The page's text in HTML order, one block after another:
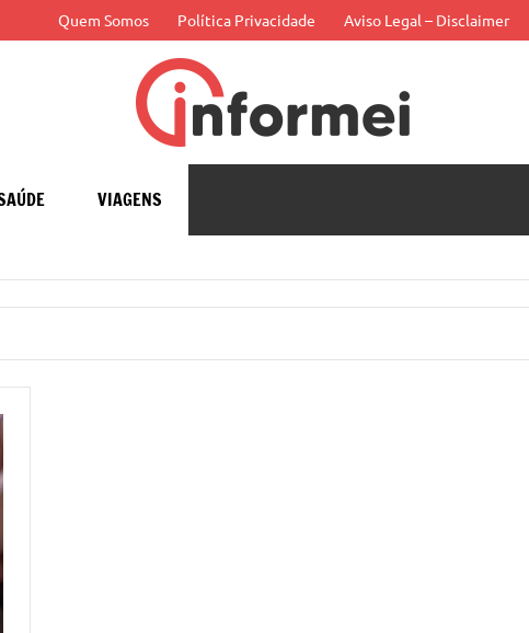
Quem Somos Política Privacidade Aviso Legal – Disclaimer
VIAGENS